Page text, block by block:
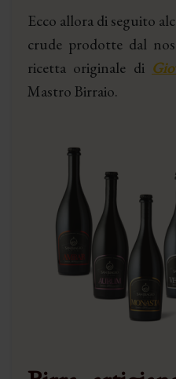
Ecco allora di seguito
crude prodotte dal
ricetta originale di
Mastro Birraio.